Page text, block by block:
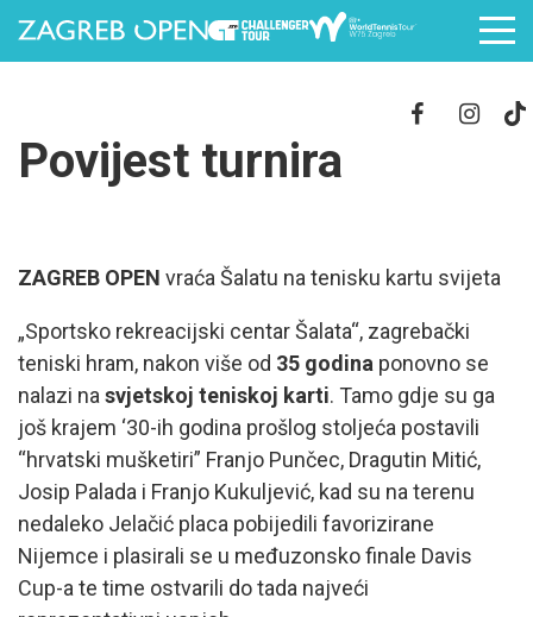
Povijest turnira
ZAGREB OPEN vraća Šalatu na tenisku kartu svijeta
„Sportsko rekreacijski centar Šalata“, zagrebački
teniski hram, nakon više od 35 godina ponovno se
nalazi na svjetskoj teniskoj karti. Tamo gdje su ga
još krajem ‘30-ih godina prošlog stoljeća postavili
“hrvatski mušketiri” Franjo Punčec, Dragutin Mitić,
Josip Palada i Franjo Kukuljević, kad su na terenu
nedaleko Jelačić placa pobijedili favorizirane
Nijemce i plasirali se u međuzonsko finale Davis
Cup-a te time ostvarili do tada najveći